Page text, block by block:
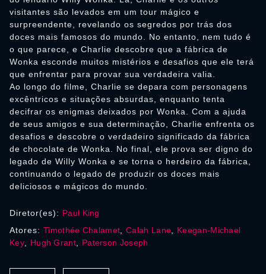
visitantes são levados em um tour mágico e
surpreendente, revelando os segredos por trás dos
doces mais famosos do mundo. No entanto, nem tudo é
o que parece, e Charlie descobre que a fábrica de
Wonka esconde muitos mistérios e desafios que ele terá
que enfrentar para provar sua verdadeira valia.
Ao longo do filme, Charlie se depara com personagens
excêntricos e situações absurdas, enquanto tenta
decifrar os enigmas deixados por Wonka. Com a ajuda
de seus amigos e sua determinação, Charlie enfrenta os
desafios e descobre o verdadeiro significado da fábrica
de chocolate de Wonka. No final, ele prova ser digno do
legado de Willy Wonka e se torna o herdeiro da fábrica,
continuando o legado de produzir os doces mais
deliciosos e mágicos do mundo.
Diretor(es): Paul King
Atores: Timothée Chalamet ,Calah Lane
Keegan-Michael
Key, Hugh Grant, Paterson Joseph